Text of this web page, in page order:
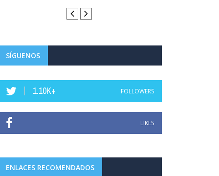
SÍGUENOS
1.10K+ FOLLOWERS
LIKES
ENLACES RECOMENDADOS